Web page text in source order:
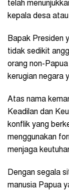
telah
kepala desa
Bapak Presiden
tidak sedikit
orang non-
kerugian negara
Atas nama
Keadilan dan
konflik yang
menggunakan
menjaga
Dengan segala
manusia Papua